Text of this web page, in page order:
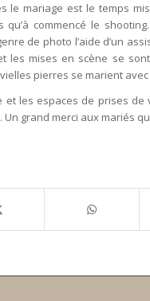
le mariage est le temps
qu’à commencé le
de photo l’aide d’un
les mises en scène se
pierres se marient avec
et les espaces de prises
grand merci aux mariés